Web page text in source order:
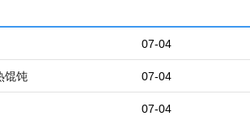
07-04
07-04
馄饨
07-04